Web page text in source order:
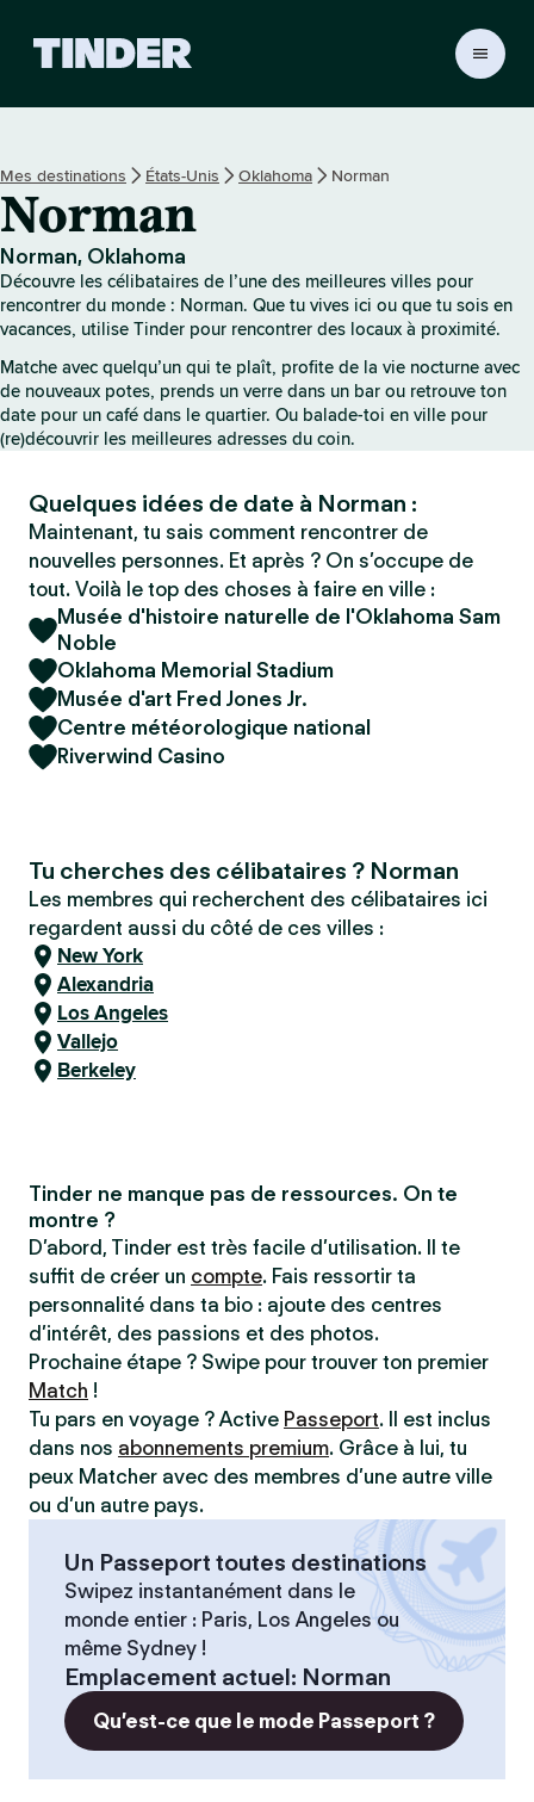
i
n
d
e
Mes destinations États-Unis Oklahoma Norman
Norman
Norman, Oklahoma
Découvre les célibataires de l’une des meilleures villes pour
rencontrer du monde : Norman. Que tu vives ici ou que tu sois en
vacances, utilise Tinder pour rencontrer des locaux à proximité.
Matche avec quelqu’un qui te plaît, profite de la vie nocturne avec
de nouveaux potes, prends un verre dans un bar ou retrouve ton
date pour un café dans le quartier. Ou balade-toi en ville pour
(re)découvrir les meilleures adresses du coin.
Quelques idées de date à Norman :
Maintenant, tu sais comment rencontrer de
nouvelles personnes. Et après ? On s’occupe de
tout. Voilà le top des choses à faire en ville :
Musée d'histoire naturelle de l'Oklahoma Sam
Noble
Oklahoma Memorial Stadium
Musée d'art Fred Jones Jr.
Centre météorologique national
Riverwind Casino
Tu cherches des célibataires ? Norman
Les membres qui recherchent des célibataires ici
regardent aussi du côté de ces villes :
New York
Alexandria
Los Angeles
Vallejo
Berkeley
Tinder ne manque pas de ressources. On te
montre ?
D’abord, Tinder est très facile d’utilisation. Il te
suffit de créer un compte. Fais ressortir ta
personnalité dans ta bio : ajoute des centres
d’intérêt, des passions et des photos.
Prochaine étape ? Swipe pour trouver ton premier
Match !
Tu pars en voyage ? Active Passeport. Il est inclus
dans nos abonnements premium. Grâce à lui, tu
peux Matcher avec des membres d’une autre ville
ou d’un autre pays.
Un Passeport toutes destinations
Swipez instantanément dans le
monde entier : Paris, Los Angeles ou
même Sydney !
Emplacement actuel: Norman
Qu’est-ce que le mode Passeport ?